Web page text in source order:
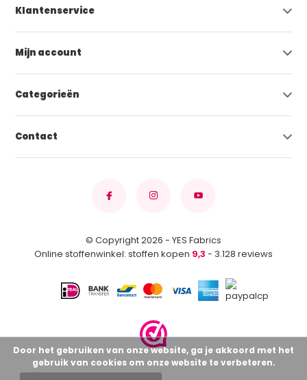
Klantenservice
Mijn account
Categorieën
Contact
© Copyright 2026 - YES Fabrics
Online stoffenwinkel: stoffen kopen 9,3 - 3.128 reviews
Door het gebruiken van onze website, ga je akkoord met het
gebruik van cookies om onze website te verbeteren.